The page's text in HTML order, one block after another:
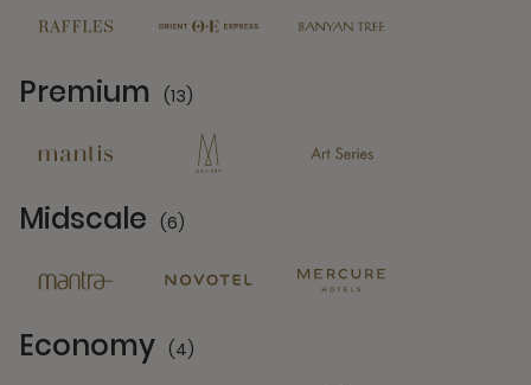
Premium (13)
Midscale (6)
Economy (4)